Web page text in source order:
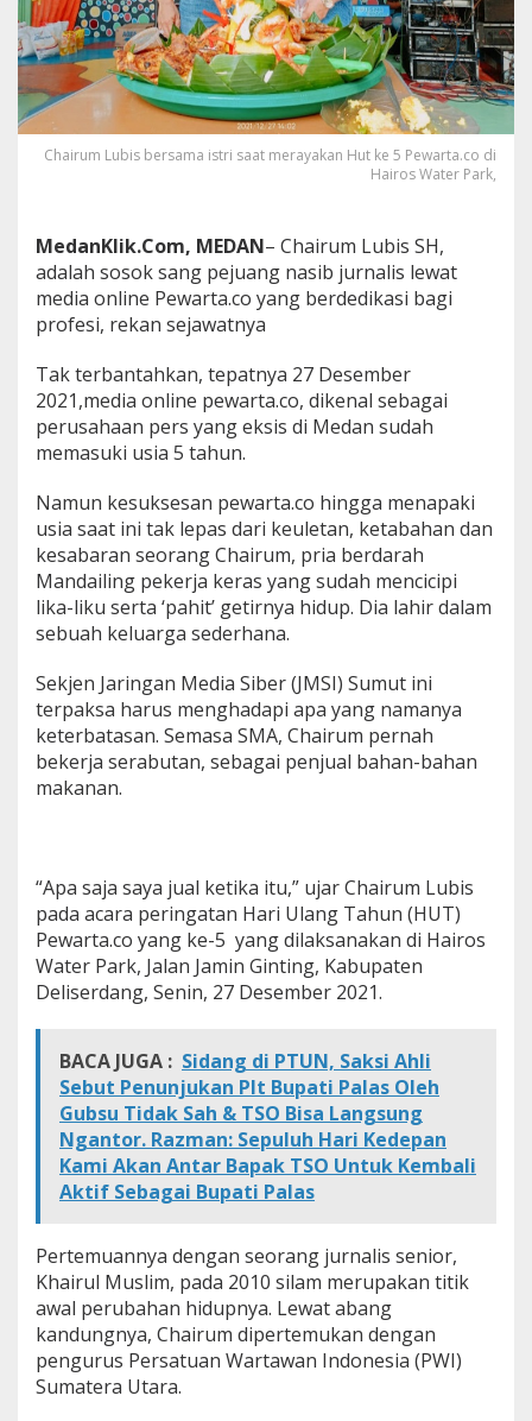
a
n
g
P
e
j
u
a
a
s
i
b
J
r
n
a
l
i
Chairum Lubis bersama istri saat merayakan Hut ke 5 Pewarta.co di
Hairos Water Park,
MedanKlik.Com, MEDAN– Chairum Lubis SH,
adalah sosok sang pejuang nasib jurnalis lewat
media online Pewarta.co yang berdedikasi bagi
profesi, rekan sejawatnya
Tak terbantahkan, tepatnya 27 Desember
2021,media online pewarta.co, dikenal sebagai
perusahaan pers yang eksis di Medan sudah
memasuki usia 5 tahun.
Namun kesuksesan pewarta.co hingga menapaki
usia saat ini tak lepas dari keuletan, ketabahan dan
kesabaran seorang Chairum, pria berdarah
Mandailing pekerja keras yang sudah mencicipi
lika-liku serta ‘pahit’ getirnya hidup. Dia lahir dalam
sebuah keluarga sederhana.
Sekjen Jaringan Media Siber (JMSI) Sumut ini
terpaksa harus menghadapi apa yang namanya
keterbatasan. Semasa SMA, Chairum pernah
bekerja serabutan, sebagai penjual bahan-bahan
makanan.
“Apa saja saya jual ketika itu,” ujar Chairum Lubis
pada acara peringatan Hari Ulang Tahun (HUT)
Pewarta.co yang ke-5 yang dilaksanakan di Hairos
Water Park, Jalan Jamin Ginting, Kabupaten
Deliserdang, Senin, 27 Desember 2021.
BACA JUGA : Sidang di PTUN, Saksi Ahli
Sebut Penunjukan Plt Bupati Palas Oleh
Gubsu Tidak Sah & TSO Bisa Langsung
Ngantor. Razman: Sepuluh Hari Kedepan
Kami Akan Antar Bapak TSO Untuk Kembali
Aktif Sebagai Bupati Palas
Pertemuannya dengan seorang jurnalis senior,
Khairul Muslim, pada 2010 silam merupakan titik
awal perubahan hidupnya. Lewat abang
kandungnya, Chairum dipertemukan dengan
pengurus Persatuan Wartawan Indonesia (PWI)
Sumatera Utara.